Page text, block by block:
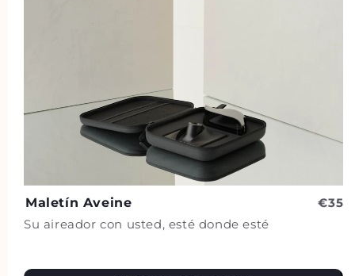
Maletín Aveine
€35
Su aireador con usted, esté donde esté